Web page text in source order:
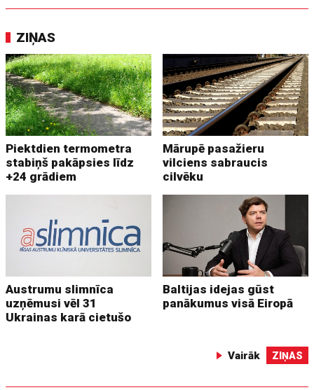
ZIŅAS
Piektdien termometra
stabiņš pakāpsies līdz
+24 grādiem
Mārupē pasažieru
vilciens sabraucis
cilvēku
Austrumu slimnīca
uzņēmusi vēl 31
Ukrainas karā cietušo
Baltijas idejas gūst
panākumus visā Eiropā
Vairāk ZIŅAS